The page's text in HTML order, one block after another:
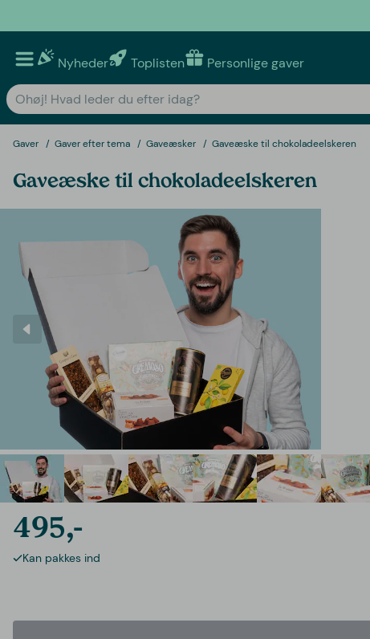
Nyheder Toplisten Personlige gaver
Gaver Gaver efter tema Gaveæsker Gaveæske til chokoladeelskeren
Gaveæske til chokoladeelskeren
495,-
Kan pakkes ind